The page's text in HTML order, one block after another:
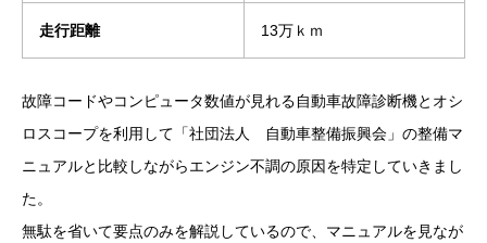
走行距離 13万ｋｍ
故障コードやコンピュータ数値が見れる自動車故障診断機とオシ
ロスコープを利用して「社団法人 自動車整備振興会」の整備マ
ニュアルと比較しながらエンジン不調の原因を特定していきまし
た。
無駄を省いて要点のみを解説しているので、マニュアルを見なが